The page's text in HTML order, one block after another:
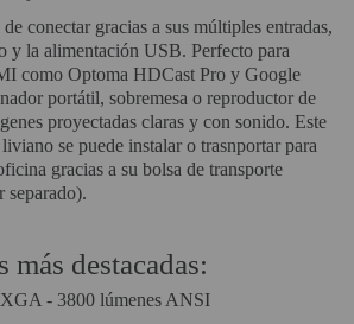
EL
FUTBOL
conectar gracias a sus múltiples entradas,
y la alimentación USB. Perfecto para
como Optoma HDCast Pro y Google
portátil, sobremesa o reproductor de
proyectadas claras y con sonido. Este
se puede instalar o trasnportar para
gracias a su bolsa de transporte
separado).
más destacadas:
- 3800 lúmenes ANSI